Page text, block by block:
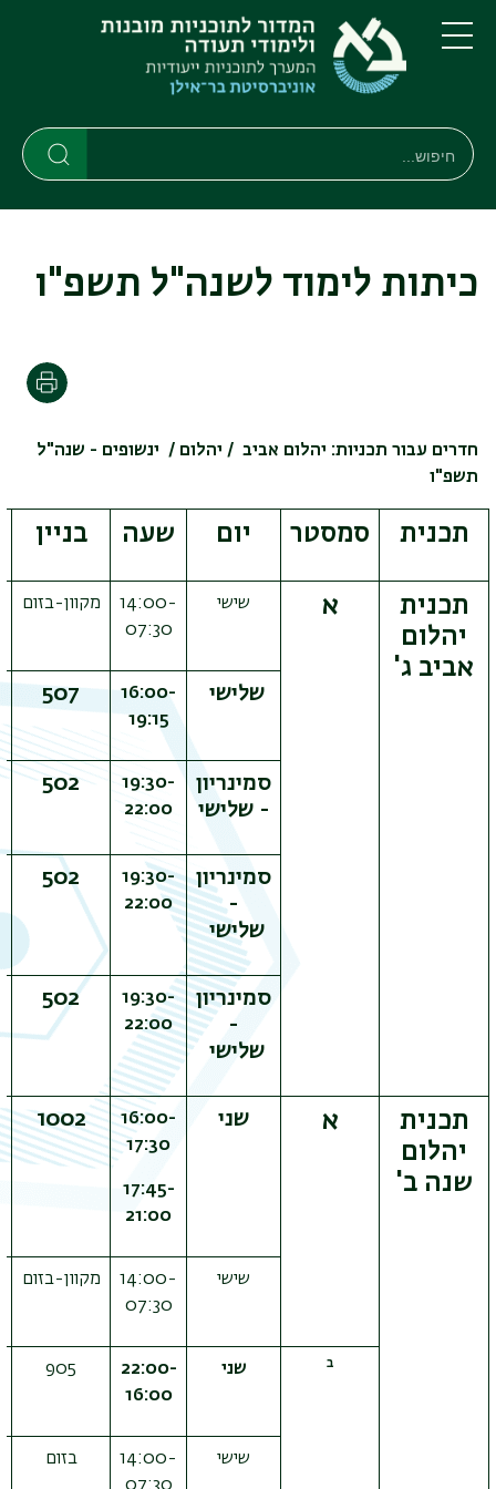
דילוג
לתוכן
העיקרי
דילוג
לתפריט
ניווט
ראשי
תפריט
חיפוש
חיפוש
כיתות לימוד לשנה"ל תשפ"ו
חדרים עבור תכניות: יהלום אביב / יהלום / ינשופים - שנה"ל
תשפ"ו
תכנית סמסטר יום שעה בניין
תכנית
יהלום
אביב ג'
א שישי
14:00-
07:30
מקוון-בזום
שלישי
16:00-
19:15
507
סמינריון
- שלישי
19:30-
22:00
502
סמינריון
-
שלישי
19:30-
22:00
502
סמינריון
-
שלישי
19:30-
22:00
502
תכנית
יהלום
שנה ב'
א שני
16:00-
17:30
17:45-
21:00
1002
שישי
14:00-
07:30
מקוון-בזום
ב שני
22:00-
16:00
905
שישי
14:00-
בזום